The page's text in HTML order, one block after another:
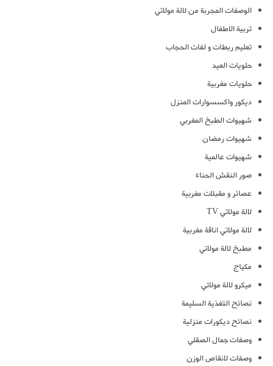
الوصفات المجربة من لالة مولاتي
تربية الاطفال
تعليم ربطات و لفات الحجاب
حلويات العيد
حلويات مغربية
ديكور واكسسوارات المنزل
شهيوات الطبخ المغربي
شهيوات رمضان
شهيوات عالمية
صور النقش الحناء
عصائر و مقبلات مغربية
لالة مولاتي TV
لالة مولاتي اناقة مغربية
مطبخ لالة مولاتي
مكياج
ميكرو لالة مولاتي
نصائح التغذية السليمة
نصائح ديكورات منزلية
وصفات جمال الصقلي
وصفات لانقاص الوزن